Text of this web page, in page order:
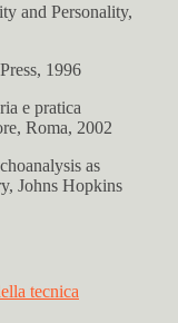
and Personality,
1996
e pratica
Roma, 2002
as
Johns Hopkins
tecnica